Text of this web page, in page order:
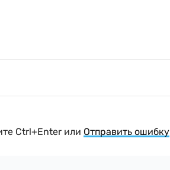
Ctrl+Enter или Отправить ошибку